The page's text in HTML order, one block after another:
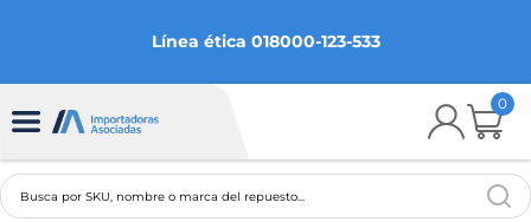
Línea ética 018000-123-533
0
Busca por SKU, nombre o marca del repuesto...